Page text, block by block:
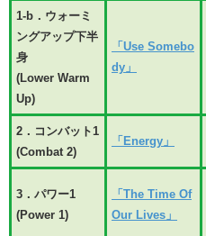
1-b．ウォーミ
ングアップ下半
身
(Lower Warm
Up)
「Use Somebo
dy」
2．コンバット1
(Combat 2)
「Energy」
3．パワー1
(Power 1)
「The Time Of
Our Lives」